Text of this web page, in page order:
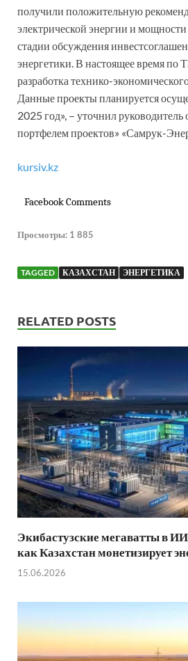
получили положительную
электрической энергии и
стадии обсуждения
энергетики. В настоящее время по
разработка технико-
Данные проекты планируется
2025 год», – уточнил
портфелем проектов» «Самрук-
kursiv.kz
Facebook Comments
Просмотры: 1 885
TAGGED КАЗАХСТАН ЭНЕРГЕТИКА
RELATED POSTS
Экибастузские мегаватты в
как Казахстан монетизирует
15.06.2026